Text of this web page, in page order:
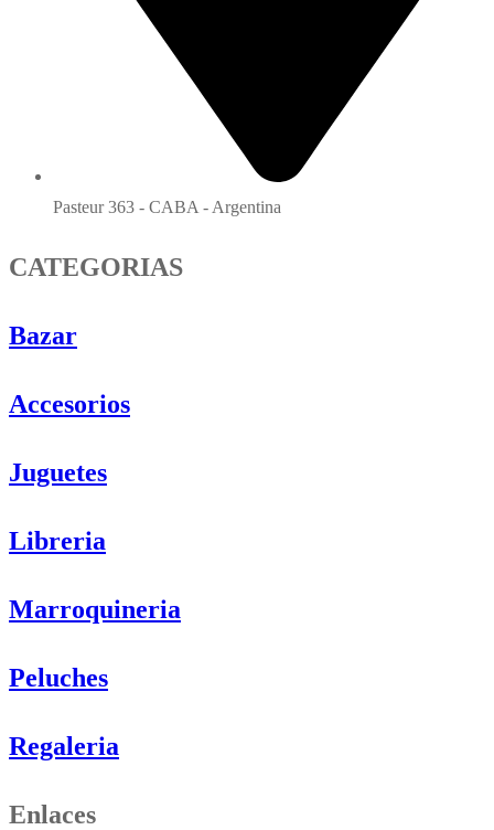
Pasteur 363 - CABA - Argentina
CATEGORIAS
Bazar
Accesorios
Juguetes
Libreria
Marroquineria
Peluches
Regaleria
Enlaces